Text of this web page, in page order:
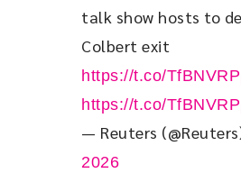
talk show hosts to
Colbert exit
https://t.co/
https://t.co/
— Reuters
2026